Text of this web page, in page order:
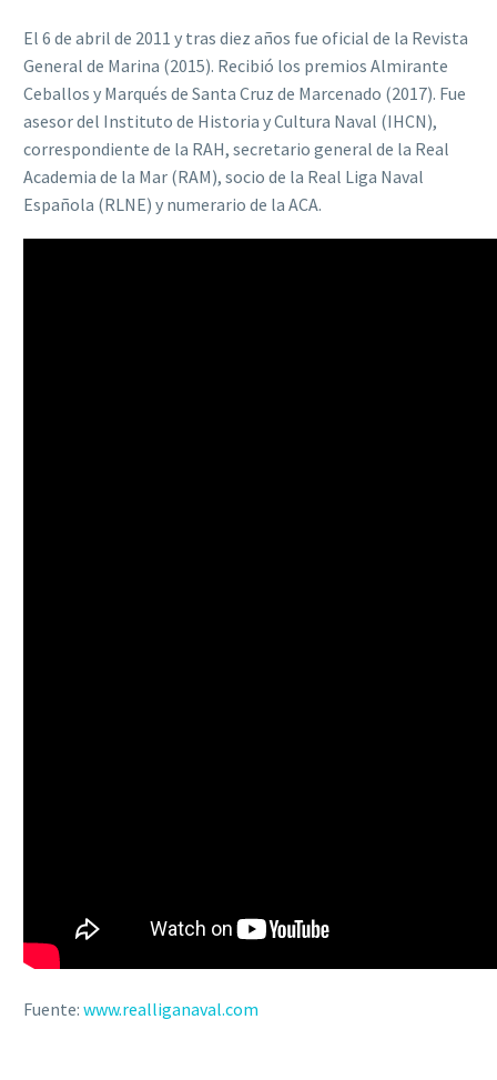
El 6 de abril de 2011 y tras diez años fue oficial de la Revista
General de Marina (2015). Recibió los premios Almirante
Ceballos y Marqués de Santa Cruz de Marcenado (2017). Fue
asesor del Instituto de Historia y Cultura Naval (IHCN),
correspondiente de la RAH, secretario general de la Real
Academia de la Mar (RAM), socio de la Real Liga Naval
Española (RLNE) y numerario de la ACA.
Fuente: www.realliganaval.com